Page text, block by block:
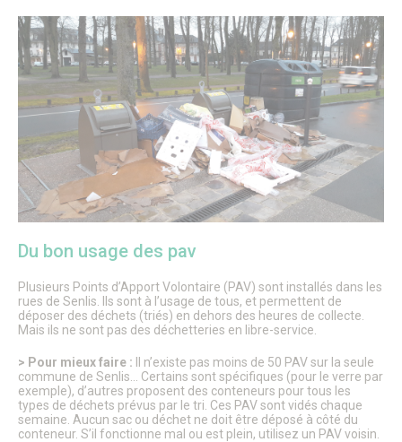
Du bon usage des pav
Plusieurs Points d’Apport Volontaire (PAV) sont installés dans les
rues de Senlis. Ils sont à l’usage de tous, et permettent de
déposer des déchets (triés) en dehors des heures de collecte.
Mais ils ne sont pas des déchetteries en libre-service.
> Pour mieux faire : Il n’existe pas moins de 50 PAV sur la seule
commune de Senlis… Certains sont spécifiques (pour le verre par
exemple), d’autres proposent des conteneurs pour tous les
types de déchets prévus par le tri. Ces PAV sont vidés chaque
semaine. Aucun sac ou déchet ne doit être déposé à côté du
conteneur. S’il fonctionne mal ou est plein, utilisez un PAV voisin.